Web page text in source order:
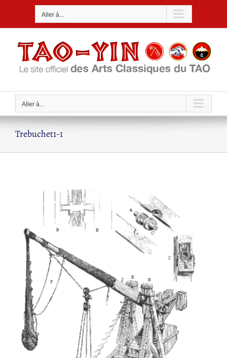
Aller à...
Aller à...
Trebuchet1-1